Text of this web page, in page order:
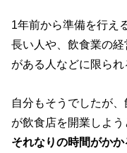
1年前から準備を行え
長い人や、飲食業の
がある人などに限られ
自分もそうでしたが
が飲食店を開業しよ
それなりの時間がかか